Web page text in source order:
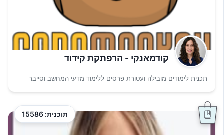
קודמאנקי - הרפתקת קידוד
תכנית לימודים מובילה ועטורת פרסים ללימוד מדעי המחשב וסייבר
תוכנית: 15586